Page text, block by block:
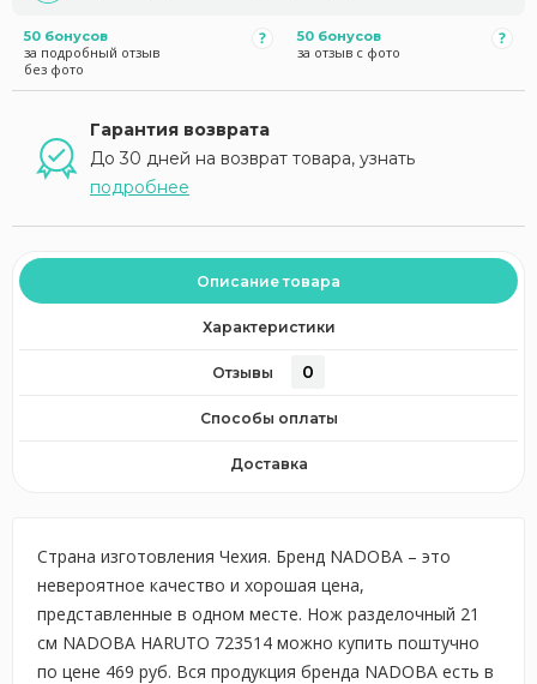
50 бонусов
за подробный отзыв
без фото
50 бонусов
за отзыв с фото
Гарантия возврата
До 30 дней на возврат товара, узнать
подробнее
Описание товара
Характеристики
Отзывы 0
Способы оплаты
Доставка
Страна изготовления Чехия. Бренд NADOBA – это
невероятное качество и хорошая цена,
представленные в одном месте. Нож разделочный 21
см NADOBA HARUTO 723514 можно купить поштучно
по цене 469 руб. Вся продукция бренда NADOBA есть в